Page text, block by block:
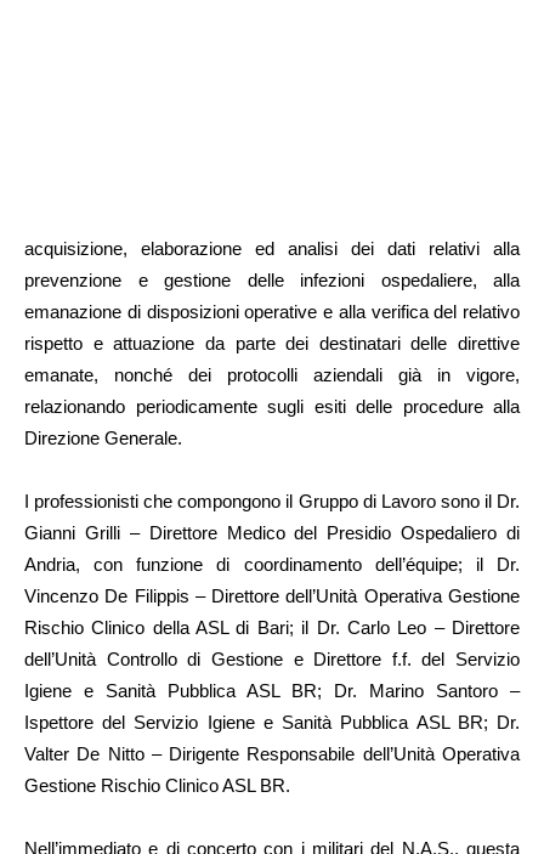
acquisizione, elaborazione ed analisi dei dati relativi alla
prevenzione e gestione delle infezioni ospedaliere, alla
emanazione di disposizioni operative e alla verifica del relativo
rispetto e attuazione da parte dei destinatari delle direttive
emanate, nonché dei protocolli aziendali già in vigore,
relazionando periodicamente sugli esiti delle procedure alla
Direzione Generale.
I professionisti che compongono il Gruppo di Lavoro sono il Dr.
Gianni Grilli – Direttore Medico del Presidio Ospedaliero di
Andria, con funzione di coordinamento dell’équipe; il Dr.
Vincenzo De Filippis – Direttore dell’Unità Operativa Gestione
Rischio Clinico della ASL di Bari; il Dr. Carlo Leo – Direttore
dell’Unità Controllo di Gestione e Direttore f.f. del Servizio
Igiene e Sanità Pubblica ASL BR; Dr. Marino Santoro –
Ispettore del Servizio Igiene e Sanità Pubblica ASL BR; Dr.
Valter De Nitto – Dirigente Responsabile dell’Unità Operativa
Gestione Rischio Clinico ASL BR.
Nell’immediato e di concerto con i militari del N.A.S., questa